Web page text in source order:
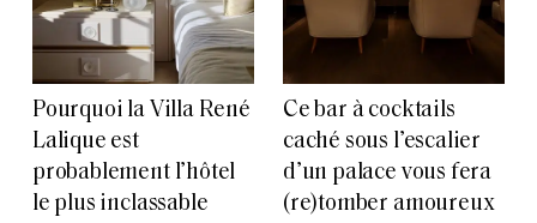
Pourquoi la Villa René
Lalique est
probablement l’hôtel
le plus inclassable
Ce bar à cocktails
caché sous l’escalier
d’un palace vous fera
(re)tomber amoureux